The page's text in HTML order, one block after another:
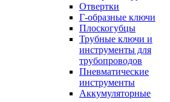
Отвертки
Г-образные ключи
Плоскогубцы
Трубные ключи и
инструменты для
трубопроводов
Пневматические
инструменты
Аккумуляторные